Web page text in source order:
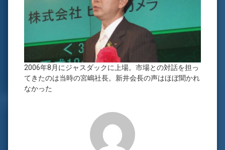
2006年8月にジャスダックに上場。市場との対話を担っ
てきたのは当時の宮嶋社長。新井会長の声はほぼ聞かれ
なかった